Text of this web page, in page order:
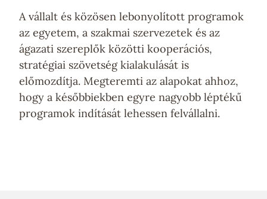
A vállalt és közösen lebonyolított programok
az egyetem, a szakmai szervezetek és az
ágazati szereplők közötti kooperációs,
stratégiai szövetség kialakulását is
előmozdítja. Megteremti az alapokat ahhoz,
hogy a későbbiekben egyre nagyobb léptékű
programok indítását lehessen felvállalni.